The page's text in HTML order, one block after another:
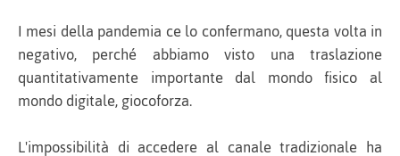
I mesi della pandemia ce lo confermano, questa volta in
negativo, perché abbiamo visto una traslazione
quantitativamente importante dal mondo fisico al
mondo digitale, giocoforza.
L'impossibilità di accedere al canale tradizionale ha